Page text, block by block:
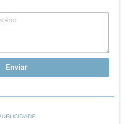
Enviar